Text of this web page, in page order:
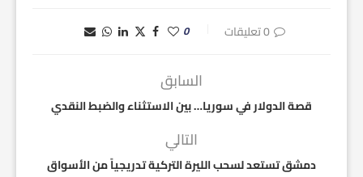
0 تعليقات 0
السابق
قصة الدولار في سوريا… بين الاستثناء والضبط النقدي
التالي
دمشق تستعد لسحب الليرة التركية تدريجياً من الأسواق